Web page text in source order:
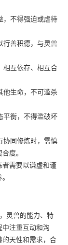
，不得强迫或虐待
行善积德，与灵兽
相互依存、相互合
他生命，不可滥杀
平衡，不得滥破坏
协同修炼时，需慎
度。
需要以谦虚和谨
灵兽的能力、特
注重互动和沟
天性和需求，合